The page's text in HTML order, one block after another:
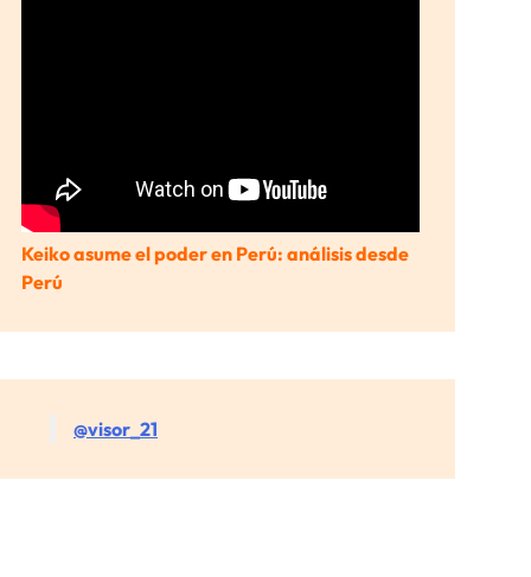
Keiko asume el poder en Perú: análisis desde
Perú
@visor_21